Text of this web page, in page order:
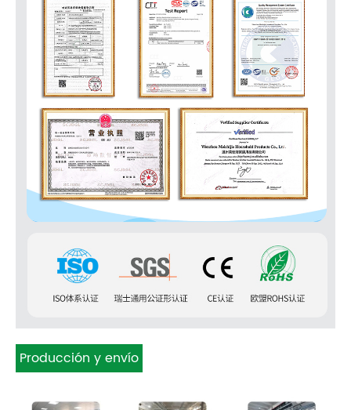
Producción y envío